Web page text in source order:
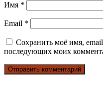
Имя *
Email *
Сохранить моё имя, email
последующих моих